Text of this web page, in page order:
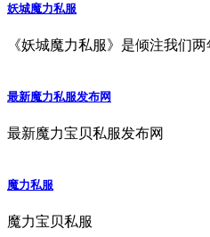
妖城魔力私服
《妖城魔力私服》是倾注我们
最新魔力私服发布网
最新魔力宝贝私服发布网
魔力私服
魔力宝贝私服